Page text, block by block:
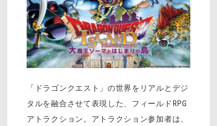
「ドラゴンクエスト」の世界をリアルとデジ
タルを融合させて表現した、フィールドRPG
アトラクション。アトラクション参加者は、